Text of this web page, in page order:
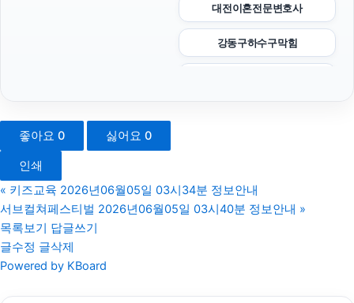
대전이혼전문변호사
강동구하수구막힘
서초구하수구막힘
좋아요 0 싫어요 0
인쇄
« 키즈교육 2026년06월05일 03시34분 정보안내
서브컬쳐페스티벌 2026년06월05일 03시40분 정보안내 »
목록보기 답글쓰기
글수정 글삭제
Powered by KBoard